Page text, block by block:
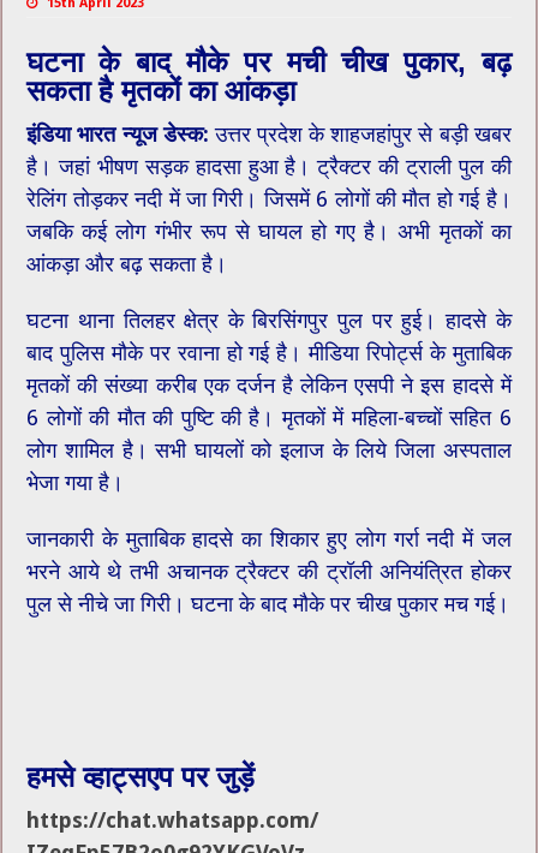
घटना के बाद मौके पर मची चीख पुकार, बढ़
सकता है मृतकों का आंकड़ा
इंडिया भारत न्यूज डेस्क: उत्तर प्रदेश के शाहजहांपुर से बड़ी खबर
है। जहां भीषण सड़क हादसा हुआ है। ट्रैक्टर की ट्राली पुल की
रेलिंग तोड़कर नदी में जा गिरी। जिसमें 6 लोगों की मौत हो गई है।
जबकि कई लोग गंभीर रूप से घायल हो गए है। अभी मृतकों का
आंकड़ा और बढ़ सकता है।
घटना थाना तिलहर क्षेत्र के बिरसिंगपुर पुल पर हुई। हादसे के
बाद पुलिस मौके पर रवाना हो गई है। मीडिया रिपोर्ट्स के मुताबिक
मृतकों की संख्या करीब एक दर्जन है लेकिन एसपी ने इस हादसे में
6 लोगों की मौत की पुष्टि की है। मृतकों में महिला-बच्चों सहित 6
लोग शामिल है। सभी घायलों को इलाज के लिये जिला अस्पताल
भेजा गया है।
जानकारी के मुताबिक हादसे का शिकार हुए लोग गर्रा नदी में जल
भरने आये थे तभी अचानक ट्रैक्टर की ट्रॉली अनियंत्रित होकर
पुल से नीचे जा गिरी। घटना के बाद मौके पर चीख पुकार मच गई।
हमसे व्हाट्सएप पर जुड़ें
https://chat.whatsapp.com/